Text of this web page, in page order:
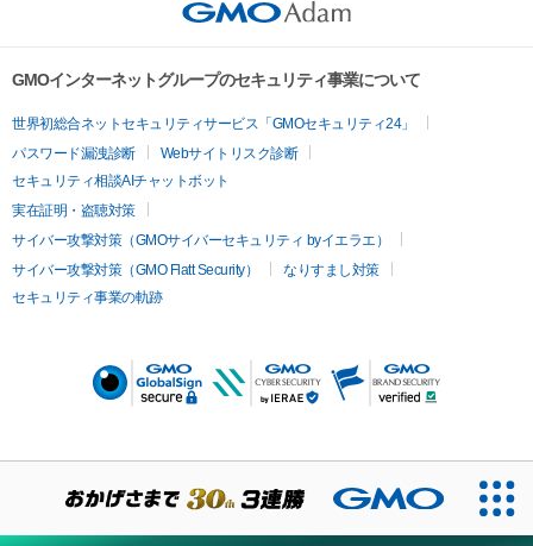
第35回MBCサムホール美術展 (デザイン部) 入選
第1回 SHONAN NFTコンテスト 優秀賞
展示
2022年12月28日にバルセロナのLA PEDRERA - CASA MILÀで開
催されたInternational Contemporary Art Exhibition BRAIN
CAKEに参加。
2023年1月 RobiZy 設立5周年記念 ロボットNFTコンペティショ
ン 入賞
2023年2月 ドイツ ERBACHワインのラベルに販売中のNFT作品
市立文化芸術センターに作品展示
2023年5月 第79回 現展 入選、国立新美術館と京都市京セラ美
2023年5月 Web3.0に特化したビジネス雑誌IOLiteに作品が掲載
されました。
2023年6月 BE KOBE NFT第1回クリエイティブアワード 入賞
2023年6月 西宮市展 デザイン部 西宮市展賞（最高賞） 受賞
GMOインターネットグループのセキュリティ事業について
世界初総合ネットセキュリティサービス「GMOセキュリティ24」
パスワード漏洩診断
Webサイトリスク診断
セキュリティ相談AIチャットボット
実在証明・盗聴対策
サイバー攻撃対策（GMOサイバーセキュリティ byイエラエ）
サイバー攻撃対策（GMO Flatt Security）
なりすまし対策
セキュリティ事業の軌跡